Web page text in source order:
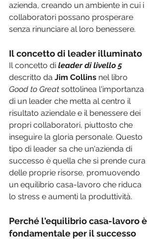
azienda, creando un ambiente in cui i
collaboratori possano prosperare
senza rinunciare al loro benessere.
Il concetto di leader illuminato
Il concetto di leader di livello 5
descritto da Jim Collins nel libro
Good to Great sottolinea l'importanza
di un leader che metta al centro il
risultato aziendale e il benessere dei
propri collaboratori, piuttosto che
inseguire la gloria personale. Questo
tipo di leader sa che un'azienda di
successo è quella che si prende cura
delle proprie risorse, promuovendo
un equilibrio casa-lavoro che riduca
lo stress e aumenti la produttività.
Perché l'equilibrio casa-lavoro è
fondamentale per il successo